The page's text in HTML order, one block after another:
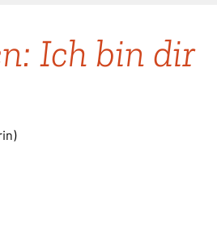
Ich bin dir